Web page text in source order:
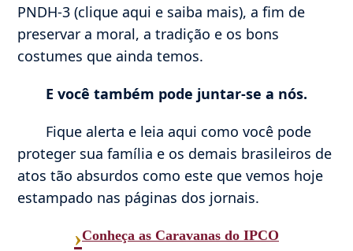
PNDH-3 (clique aqui e saiba mais), a fim de
preservar a moral, a tradição e os bons
costumes que ainda temos.
E você também pode juntar-se a nós.
Fique alerta e leia aqui como você pode
proteger sua família e os demais brasileiros de
atos tão absurdos como este que vemos hoje
estampado nas páginas dos jornais.
›Conheça as Caravanas do IPCO